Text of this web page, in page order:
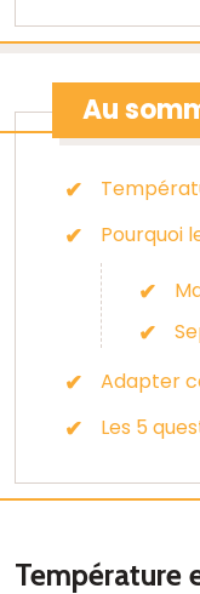
Au
Pourquoi
Adapter
Les 5
Température